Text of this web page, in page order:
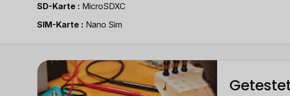
SD-Karte
MicroSDXC
SIM-Karte
Nano Sim